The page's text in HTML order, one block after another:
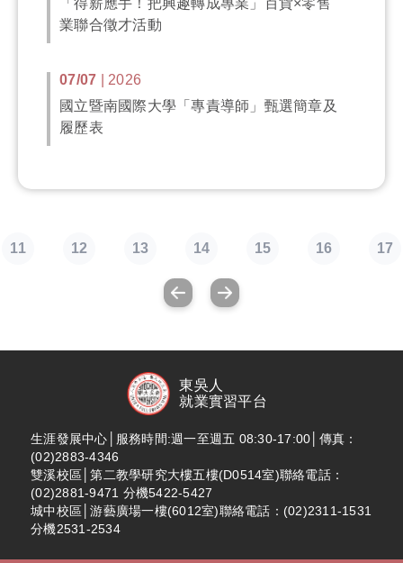
業聯合徵才活動
07/07 | 2026
國立暨南國際大學「專責導師」甄選簡章及
履歷表
11 12 13 14 15 16 17
東吳人
就業實習平台
生涯發展中心│服務時間:週一至週五 08:30-17:00│傳真：
(02)2883-4346
雙溪校區│第二教學研究大樓五樓(D0514室)聯絡電話：
(02)2881-9471 分機5422-5427
城中校區│游藝廣場一樓(6012室)聯絡電話：(02)2311-1531
分機2531-2534